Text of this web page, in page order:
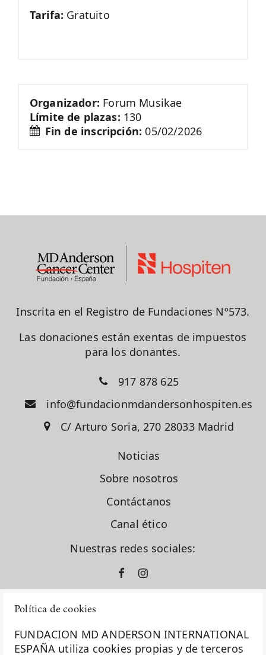
Política de cookies
FUNDACION MD ANDERSON INTERNATIONAL
ESPAÑA utiliza cookies propias y de terceros
Tarifa: Gratuito
Organizador: Forum Musikae
Límite de plazas: 130
Fin de inscripción:05/02/2026
Inscrita en el Registro de Fundaciones Nº573.
Las donaciones están exentas de impuestos
para los donantes.
917 878 625
info@fundacionmdandersonhospiten.es
C/ Arturo Soria, 270 28033 Madrid
Noticias
Sobre nosotros
Contáctanos
Canal ético
Nuestras redes sociales: